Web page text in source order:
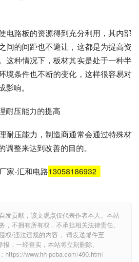
电路板的资源得到充分利用，其内部
间的间距也不避让，这都是为提高资
这种情况下，板材其实是处于一种半
境条件也不断的变化，这样很容易对
响。
耐压能力的提高
耐压能力，制造商通常会通过特殊材
整来达到改善的目的。
家-汇和电路13058186932
发贡献，该文观点仅代表作者本人。本站
，不拥有所有权，不承担相关法律责任。
权/违法违规的内容， 请发送邮件至
，一经查实，本站将立刻删除。
https://www.hh-pcba.com/490.html